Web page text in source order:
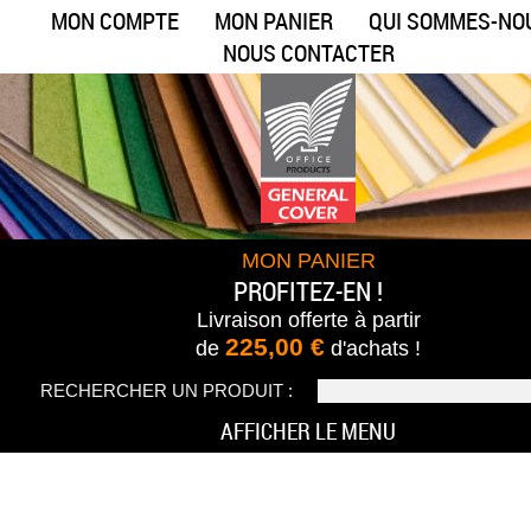
MON COMPTE MON PANIER
QUI SOMMES-
NOUS CONTACTER
MON PANIER
PROFITEZ-EN !
Livraison offerteà partir
de 225,00 € d'achats !
RECHERCHER UN PRODUIT :
AFFICHER LE MENU